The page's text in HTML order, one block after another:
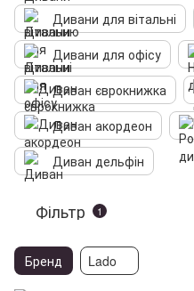
Дивани для вітальні
Дивани для офісу
Диван єврокнижка
Диван акордеон
Диван дельфін
Фільтр 1
Бренд Lado